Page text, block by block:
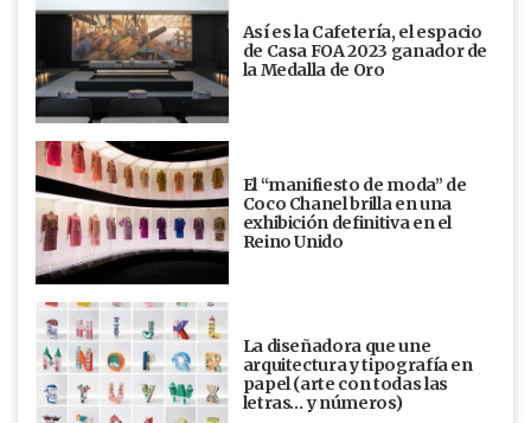
Así es la Cafetería, el espacio
de Casa FOA 2023 ganador de
la Medalla de Oro
El “manifiesto de moda” de
Coco Chanel brilla en una
exhibición definitiva en el
Reino Unido
La diseñadora que une
arquitectura y tipografía en
papel (arte con todas las
letras… y números)